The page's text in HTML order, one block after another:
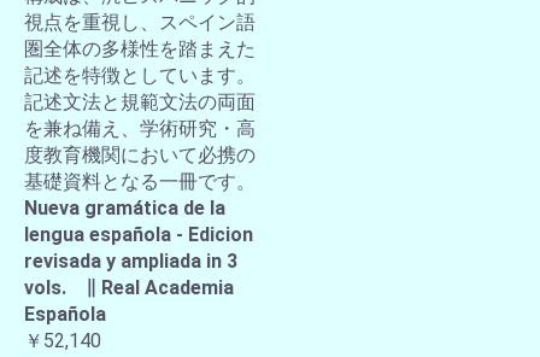
視点を重視し、スペイン語
圏全体の多様性を踏まえた
記述を特徴としています。
記述文法と規範文法の両面
を兼ね備え、学術研究・高
度教育機関において必携の
基礎資料となる一冊です。
Nueva gramática de la
lengua española - Edicion
revisada y ampliada in 3
vols. ∥ Real Academia
Española
￥52,140